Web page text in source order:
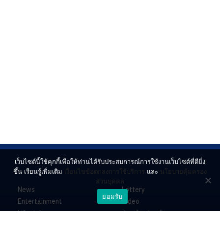
News
Entertainment
Lifestyle
Lottery
Video
ร่วมด้วยช่วยกัน
เว็บไซต์นี้ใช้คุกกี้เพื่อให้ท่านได้รับประสบการณ์การใช้งานเว็บไซต์ที่ดียิ่ง
ขึ้น เรียนรู้เพิ่มเติม เงื่อนไขข้อตกลงการใช้บริการ และ นโยบายคุ้มครอง
ส่วนบุคคล
ยอมรับ